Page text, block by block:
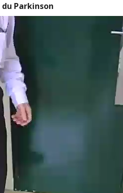
Parkinson